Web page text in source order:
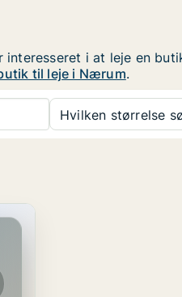
i at leje en
til leje i Nærum.
Hvilken størrelse